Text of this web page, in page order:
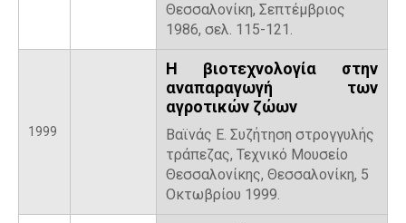
Θεσσαλονίκη, Σεπτέμβριος
1986, σελ. 115-121.
1999
Η βιοτεχνολογία στην
αναπαραγωγή των
αγροτικών ζώων
Βαϊνάς Ε. Συζήτηση στρογγυλής
τράπεζας, Τεχνικό Μουσείο
Θεσσαλονίκης, Θεσσαλονίκη, 5
Οκτωβρίου 1999.